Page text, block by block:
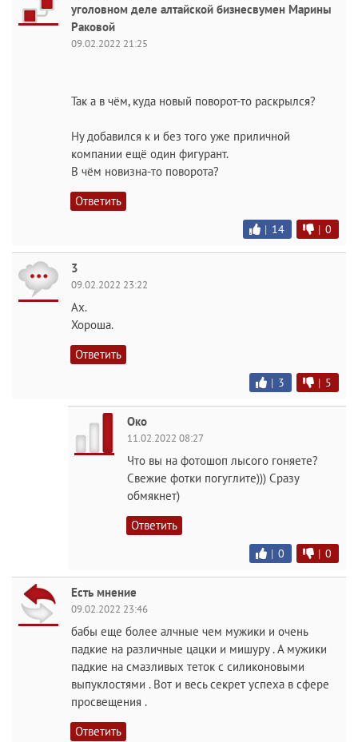
уголовном деле алтайской бизнесвумен Марины
Раковой
09.02.2022 21:25
Так а в чём, куда новый поворот-то раскрылся?
Ну добавился к и без того уже приличной
компании ещё один фигурант.
В чём новизна-то поворота?
Ответить
| 14 | 0
3
09.02.2022 23:22
Ах.
Хороша.
Ответить
| 3 | 5
Око
11.02.2022 08:27
Что вы на фотошоп лысого гоняете?
Свежие фотки погуглите))) Сразу
обмякнет)
Ответить
| 0 | 0
Есть мнение
09.02.2022 23:46
бабы еще более алчные чем мужики и очень
падкие на различные цацки и мишуру . А мужики
падкие на смазливых теток с силиконовыми
выпуклостями . Вот и весь секрет успеха в сфере
просвещения .
Ответить